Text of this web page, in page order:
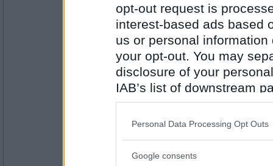
opt-out request is
interest-based ads based
us or personal
your opt-out. You may
disclosure of your
IAB’s list of downstream
also be disclosed by us
Downstream Participants
Please note that this
Personal Data Processing Opt Outs
Google consents
remvanrijn
16685
Så du är tidskontrollant på OS
Spenat
Hur kommer det sig att du är alldeles grön
En så'n våg som de brukar ha på